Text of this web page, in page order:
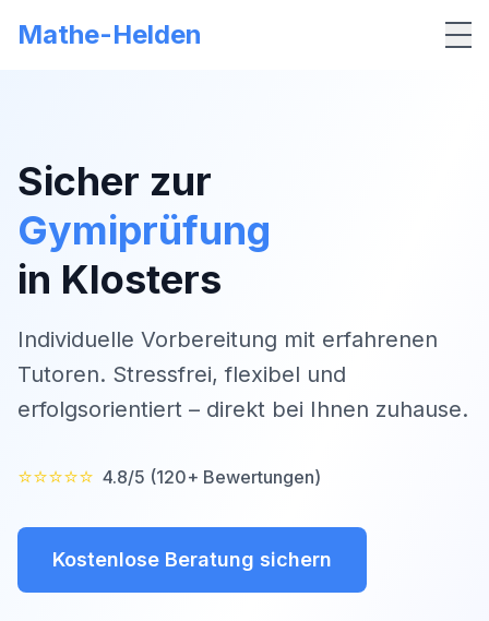
Mathe-Helden
Sicher zur
Gymiprüfung
in Klosters
Individuelle Vorbereitung mit erfahrenen
Tutoren. Stressfrei, flexibel und
erfolgsorientiert – direkt bei Ihnen zuhause.
⭐⭐⭐⭐⭐ 4.8/5 (120+ Bewertungen)
Kostenlose Beratung sichern